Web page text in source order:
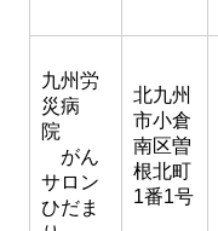
九州労
災病
院
がん
サロン
ひだま
北九州
市小倉
南区曽
根北町
1番1号